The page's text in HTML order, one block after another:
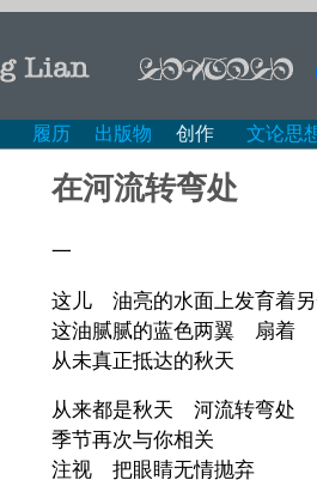
履历 出版物 创作 文论思
在河流转弯处
一
这儿 油亮的水面上发育着
这油腻腻的蓝色两翼 扇着
从未真正抵达的秋天
从来都是秋天 河流转弯处
季节再次与你相关
注视 把眼睛无情抛弃